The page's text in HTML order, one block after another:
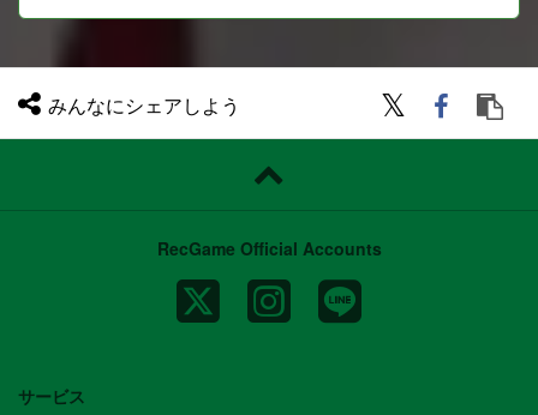
みんなにシェアしよう
RecGame Official Accounts
サービス